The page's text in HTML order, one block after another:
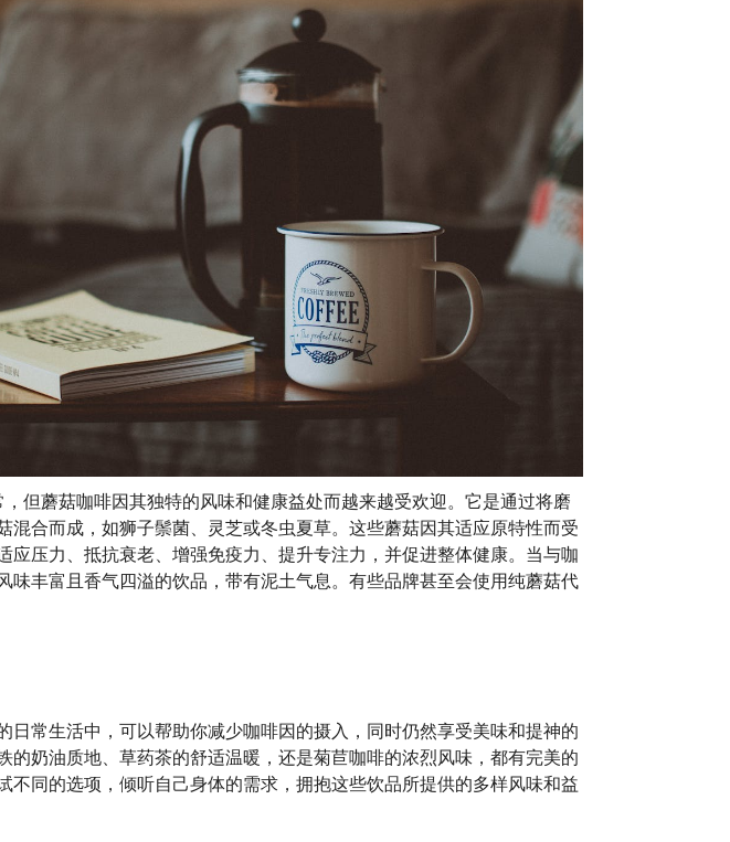
但蘑菇咖啡因其独特的风味和健康益处而越来越受欢迎。它是通过将磨
混合而成，如狮子鬃菌、灵芝或冬虫夏草。这些蘑菇因其适应原特性而受
应压力、抵抗衰老、增强免疫力、提升专注力，并促进整体健康。当与咖
味丰富且香气四溢的饮品，带有泥土气息。有些品牌甚至会使用纯蘑菇代
日常生活中，可以帮助你减少咖啡因的摄入，同时仍然享受美味和提神的
的奶油质地、草药茶的舒适温暖，还是菊苣咖啡的浓烈风味，都有完美的
不同的选项，倾听自己身体的需求，拥抱这些饮品所提供的多样风味和益